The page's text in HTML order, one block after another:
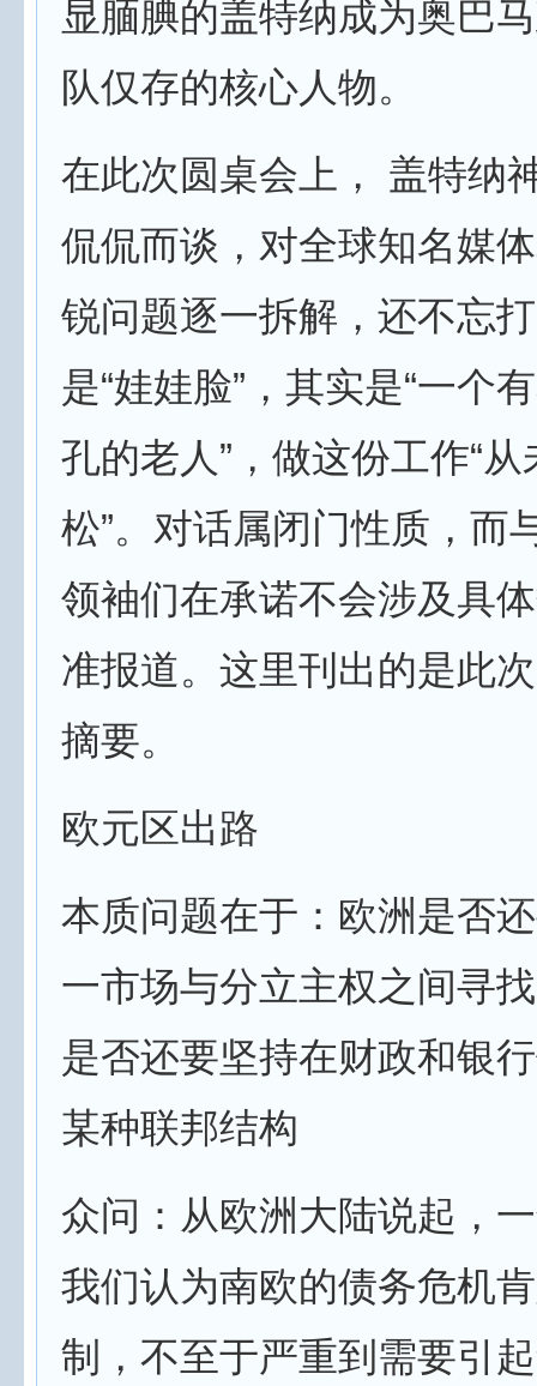
显腼腆的盖特纳成为奥巴
队仅存的核心人物。
在此次圆桌会上， 盖特纳
侃侃而谈，对全球知名媒
锐问题逐一拆解，还不忘
是“娃娃脸”，其实是“一个
孔的老人”，做这份工作“
松”。对话属闭门性质，而
领袖们在承诺不会涉及具
准报道。这里刊出的是此
摘要。
欧元区出路
本质问题在于：欧洲是否
一市场与分立主权之间寻
是否还要坚持在财政和银
某种联邦结构
众问：从欧洲大陆说起，
我们认为南欧的债务危机
制，不至于严重到需要引